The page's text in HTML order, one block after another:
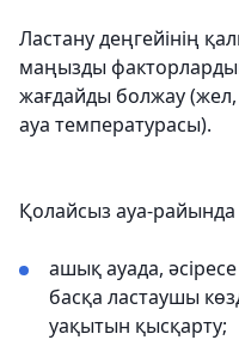
Ластану деңгейінің
маңызды
жағдайды болжау
ауа температурасы).
Қолайсыз ауа-
ашық ауада,
басқа ластаушы
уақытын қысқарту;